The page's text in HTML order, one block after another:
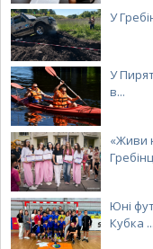
У
У
в...
«Живи
Юні
Кубка ...